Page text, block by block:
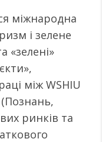
міжнародна
і зелене
«зелені»
між WSHIU
ринків та